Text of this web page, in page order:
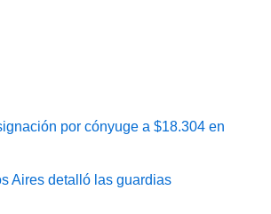
por cónyuge a $18.304 en
Aires detalló las guardias